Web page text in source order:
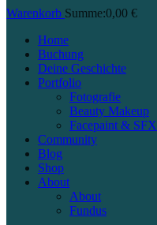
Warenkorb Summe:0,00 €
Home
Buchung
Deine Geschichte
Portfolio
Fotografie
Beauty Makeup
Facepaint & SFX
Community
Blog
Shop
About
About
Fundus